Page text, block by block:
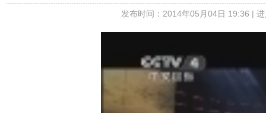
发布时间：2014年05月04日 19:36 |